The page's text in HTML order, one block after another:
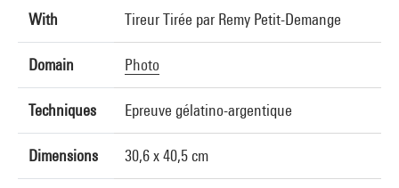
With Tireur Tirée par Remy Petit-Demange
Domain Photo
Techniques Epreuve gélatino-argentique
Dimensions 30,6 x 40,5 cm